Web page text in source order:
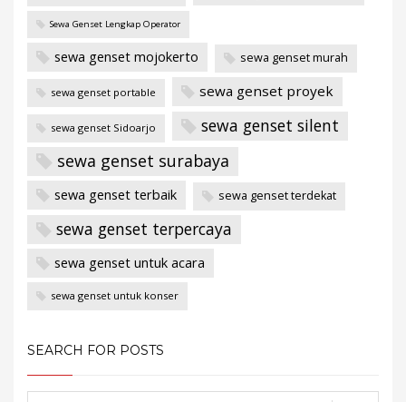
Sewa Genset Lengkap Operator
sewa genset mojokerto sewa genset murah
sewa genset portable sewa genset proyek
sewa genset Sidoarjo
sewa genset silent
sewa genset surabaya
sewa genset terbaik sewa genset terdekat
sewa genset terpercaya
sewa genset untuk acara
sewa genset untuk konser
SEARCH FOR POSTS